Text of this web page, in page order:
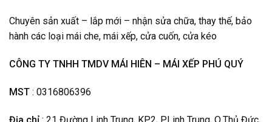
Chuyên sản xuất – lắp mới – nhận sửa chữa, thay thế, bảo
hành các loại mái che, mái xếp, cửa cuốn, cửa kéo
CÔNG TY TNHH TMDV MÁI HIÊN – MÁI XẾP PHÚ QUÝ
MST : 0316806396
Địa chỉ : 21 Đường Linh Trung, KP2, P.Linh Trung, Q.Thủ Đức,